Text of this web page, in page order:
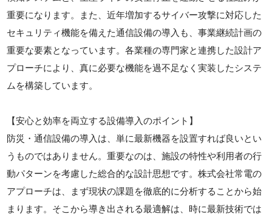
重要になります。また、近年増加するサイバー攻撃に対応した
セキュリティ機能を備えた通信設備の導入も、事業継続計画の
重要な要素となっています。各業種の専門家と連携した設計ア
プローチにより、真に必要な機能を過不足なく実装したシステ
ムを構築しています。
【安心と効率を両立する設備導入のポイント】
防災・通信設備の導入は、単に最新機器を設置すれば良いとい
うものではありません。重要なのは、施設の特性や利用者の行
動パターンを考慮した総合的な設計思想です。株式会社常電の
アプローチは、まず現状の課題を徹底的に分析することから始
まります。そこから導き出される最適解は、時に最新技術では